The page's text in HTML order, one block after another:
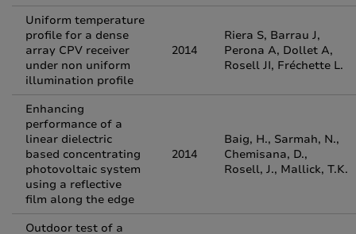
Uniform temperature
profile for a dense
array CPV receiver
under non uniform
illumination profile
2014
Riera S, Barrau J,
Perona A, Dollet A,
Rosell JI, Fréchette L.
Enhancing
performance of a
linear dielectric
based concentrating
photovoltaic system
using a reflective
film along the edge
2014
Baig, H., Sarmah, N.,
Chemisana, D.,
Rosell, J., Mallick, T.K.
Outdoor test of a